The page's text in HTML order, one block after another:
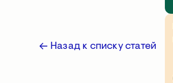
Назад к списку статей